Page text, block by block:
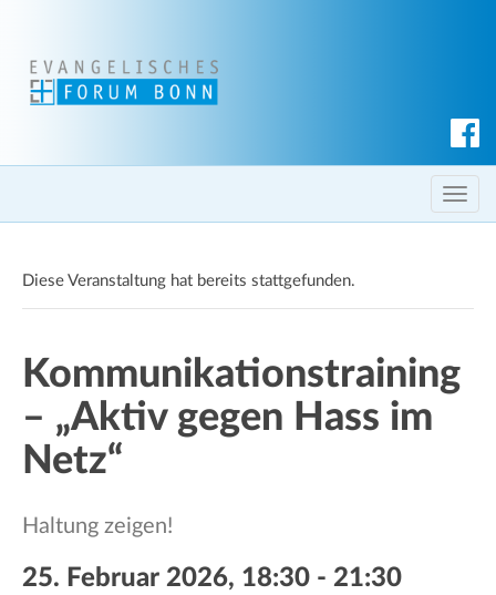
c
h T
o
l
n
a
Diese Veranstaltung hat bereits stattgefunden.
Kommunikationstraining
– „Aktiv gegen Hass im
Netz“
Haltung zeigen!
25. Februar 2026, 18:30 - 21:30